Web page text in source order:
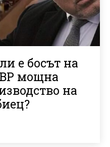
е босът на
мощна
на